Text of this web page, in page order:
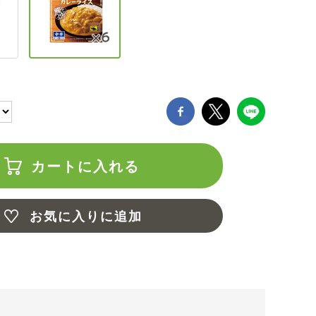
カートに入れる
お気に入りに追加